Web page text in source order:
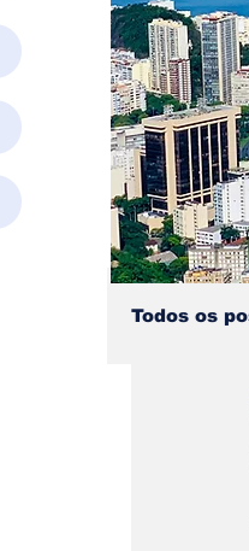
Todos os
Dois